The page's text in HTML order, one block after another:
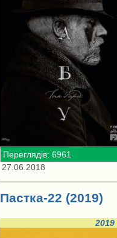
Переглядів: 6961
27.06.2018
Пастка-22 (2019)
2019